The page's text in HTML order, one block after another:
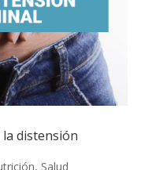
la distensión
, Salud